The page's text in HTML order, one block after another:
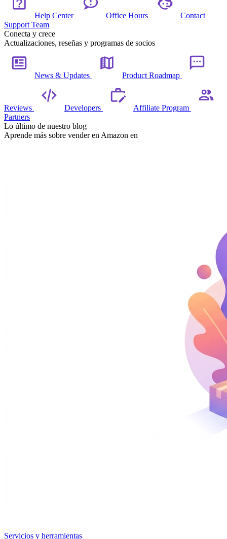
Help Center Office Hours
Contact
Support Team
Conecta y crece
Actualizaciones, reseñas y programas de socios
News & Updates Product Roadmap
Reviews Developers
Affiliate Program
Partners
Lo último de nuestro blog
Aprende más sobre vender en Amazon en
Servicios y herramientas